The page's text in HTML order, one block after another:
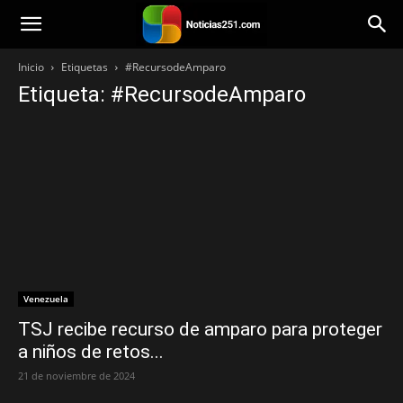
Noticias251
Inicio Etiquetas #RecursodeAmparo
Etiqueta: #RecursodeAmparo
Venezuela
TSJ recibe recurso de amparo para proteger
a niños de retos...
21 de noviembre de 2024